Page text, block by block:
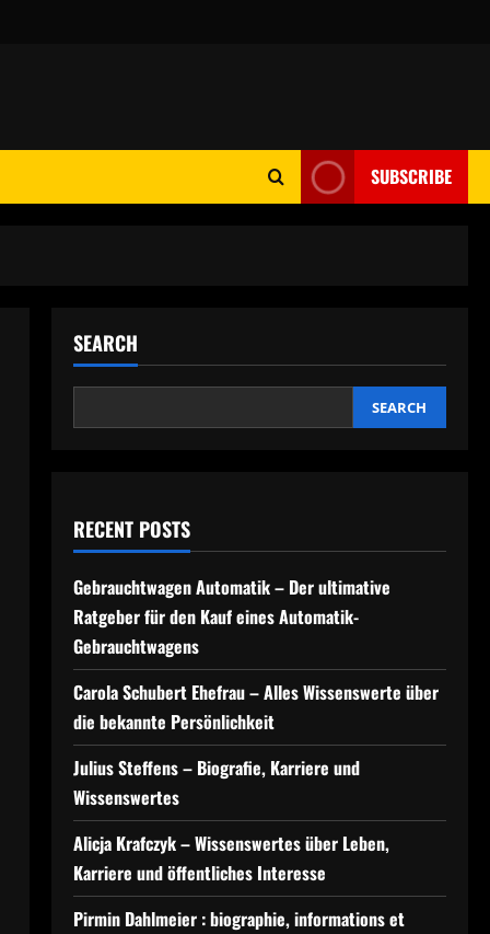
SUBSCRIBE
SEARCH
SEARCH
RECENT POSTS
Gebrauchtwagen Automatik – Der ultimative
Ratgeber für den Kauf eines Automatik-
Gebrauchtwagens
Carola Schubert Ehefrau – Alles Wissenswerte über
die bekannte Persönlichkeit
Julius Steffens – Biografie, Karriere und
Wissenswertes
Alicja Krafczyk – Wissenswertes über Leben,
Karriere und öffentliches Interesse
Pirmin Dahlmeier : biographie, informations et